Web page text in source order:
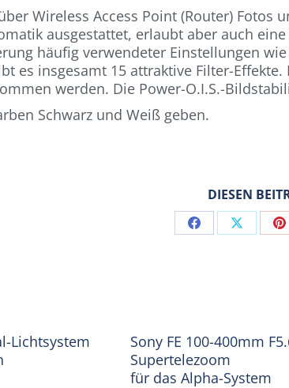
Wireless Access Point (Router)
ausgestattet, erlaubt aber auch
häufig verwendeter Einstellungen
es insgesamt 15 attraktive Filter-
werden. Die Power-O.I.S.-
Schwarz und Weiß geben.
DIESEN
Share Share
Lichtsystem
Sony FE 100-400mm
Supertelezoom
für das Alpha-System